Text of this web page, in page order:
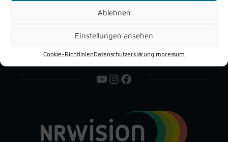
Ablehnen
Einstellungen ansehen
Cookie-RichtlinienDatenschutzerklärungImpressum
YouTube
Instagram
Facebook